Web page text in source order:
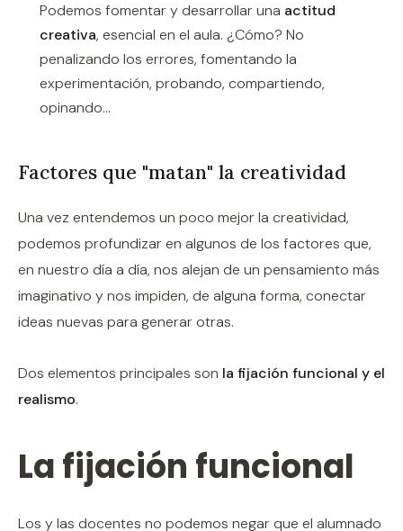
Podemos fomentar y desarrollar una actitud
creativa, esencial en el aula. ¿Cómo? No
penalizando los errores, fomentando la
experimentación, probando, compartiendo,
opinando…
Factores que "matan" la creatividad
Una vez entendemos un poco mejor la creatividad,
podemos profundizar en algunos de los factores que,
en nuestro día a día, nos alejan de un pensamiento más
imaginativo y nos impiden, de alguna forma, conectar
ideas nuevas para generar otras.
Dos elementos principales son la fijación funcional y el
realismo.
La fijación funcional
Los y las docentes no podemos negar que el alumnado